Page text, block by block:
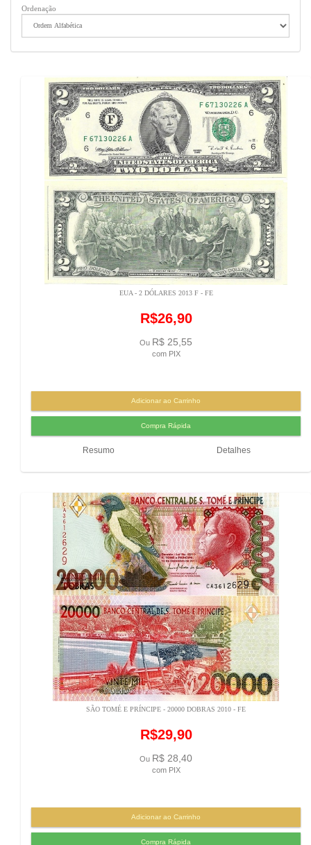
Ordenação
EUA - 2 DÓLARES 2013 F - FE
R$26,90
Ou R$ 25,55
com PIX
Resumo Detalhes
SÃO TOMÉ E PRÍNCIPE - 20000 DOBRAS 2010 - FE
R$29,90
Ou R$ 28,40
com PIX